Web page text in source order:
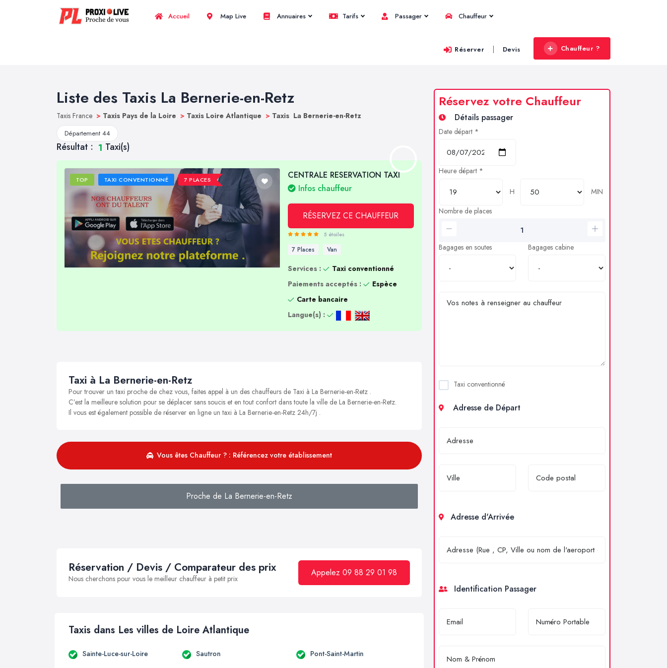
Accueil Map Live Annuaires Tarifs Passager Chauffeur
Réserver | Devis Chauffeur ?
Liste des Taxis La Bernerie-en-Retz
Taxis France > Taxis Pays de la Loire > Taxis Loire Atlantique > Taxis La Bernerie-en-Retz
Département 44
Résultat : 1 Taxi(s)
TOP TAXI CONVENTIONNÉ 7 PLACES
CENTRALE RESERVATION TAXI
Infos chauffeur
RÉSERVEZ CE CHAUFFEUR
5 étoiles
7 Places Van
Services :
Taxi conventionné
Paiements acceptés :
Espèce
Carte bancaire
Langue(s) :
Taxi à La Bernerie-en-Retz
Pour trouver un taxi proche de chez vous, faites appel à un des chauffeurs de Taxi à La Bernerie-en-Retz .
C’est la meilleure solution pour se déplacer sans soucis et en tout confort dans toute la ville de La Bernerie-en-Retz.
Il vous est également possible de réserver en ligne un taxi à La Bernerie-en-Retz 24h/7j .
Vous êtes Chauffeur ? : Référencez votre établissement
Proche de La Bernerie-en-Retz
Réservation / Devis / Comparateur des prix
Nous cherchons pour vous le meilleur chauffeur à petit prix
Appelez 09 88 29 01 98
Taxis dans Les villes de Loire Atlantique
Sainte-Luce-sur-Loire Sautron Pont-Saint-Martin
Réservez votre Chauffeur
Détails passager
Date départ *
Heure départ *
H
MIN
Nombre de places
Bagages en soutes Bagages cabine
Taxi conventionné
Adresse de Départ
Adresse d'Arrivée
Identification Passager